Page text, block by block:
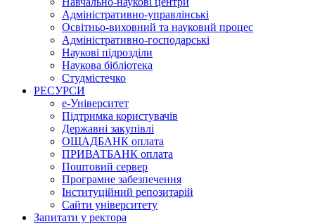
Адміністративно-управлінські
Освітньо-виховний та науковий процес
Адміністративно-господарські
Наукові підрозділи
Наукова бібліотека
Студмістечко
РЕСУРСИ
е-Університет
Підтримка користувачів
Державні закупівлі
ОЩАДБАНК оплата
ПРИВАТБАНК оплата
Поштовий сервер
Програмне забезпечення
Інституційний репозитарій
Сайти університету
Запитати у ректора